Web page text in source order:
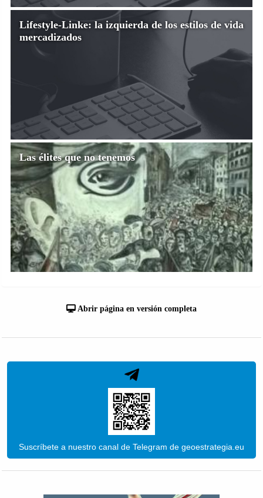
Lifestyle-Linke: la izquierda de los estilos de vida
mercadizados
Las élites que no tenemos
Abrir página en versión completa
Suscríbete a nuestro canal de Telegram de geoestrategia.eu